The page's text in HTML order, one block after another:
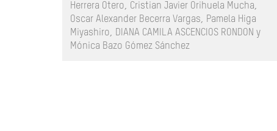
Herrera Otero, Cristian Javier Orihuela Mucha,
Oscar Alexander Becerra Vargas, Pamela Higa
Miyashiro, DIANA CAMILA ASCENCIOS RONDON y
Mónica Bazo Gómez Sánchez